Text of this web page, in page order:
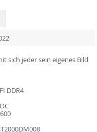
sich jeder sein eigenes Bild
DDR4